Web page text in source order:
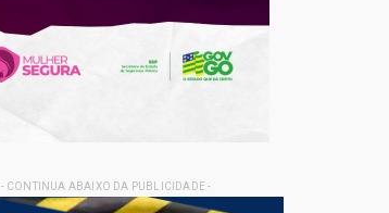
- CONTINUA ABAIXO DA PUBLICIDADE -